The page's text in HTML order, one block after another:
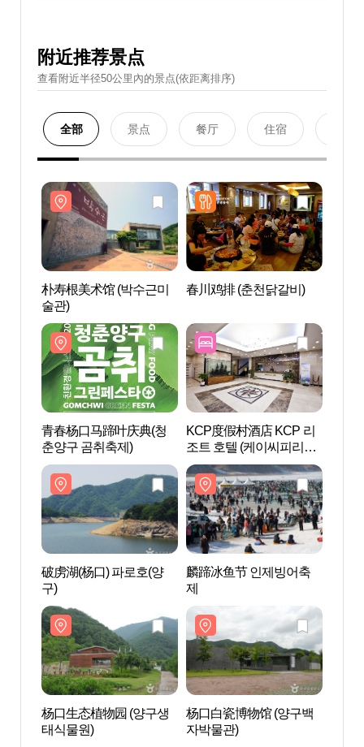
附近推荐景点
查看附近半径50公里內的景点(依距离排序)
全部 景点 餐厅 住宿
朴寿根美术馆 (박수근미
술관)
春川鸡排 (춘천닭갈비)
青春杨口马蹄叶庆典(청
춘양구 곰취축제)
KCP度假村酒店 KCP 리
조트 호텔 (케이씨피리조
트호텔)
破虏湖(杨口) 파로호(양
구)
麟蹄冰鱼节 인제빙어축
제
杨口生态植物园 (양구생
태식물원)
杨口白瓷博物馆 (양구백
자박물관)